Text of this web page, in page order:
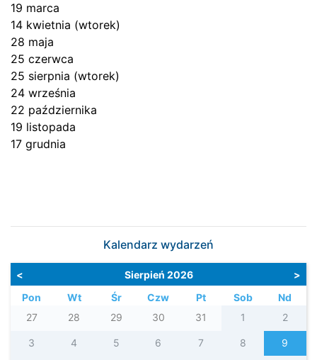
19 marca
14 kwietnia (wtorek)
28 maja
25 czerwca
25 sierpnia (wtorek)
24 września
22 października
19 listopada
17 grudnia
Kalendarz wydarzeń
< Sierpień 2026
>
Pon
Wt Śr Czw Pt Sob
Nd
27
28 29 30 31 1 2
3 4 5 6 7 8 9